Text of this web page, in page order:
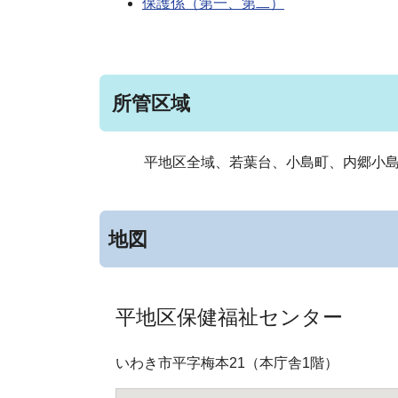
所管区域
平地区全域、若葉台、小島町、内郷小
地図
平地区保健福祉センター
いわき市平字梅本21（本庁舎1階）